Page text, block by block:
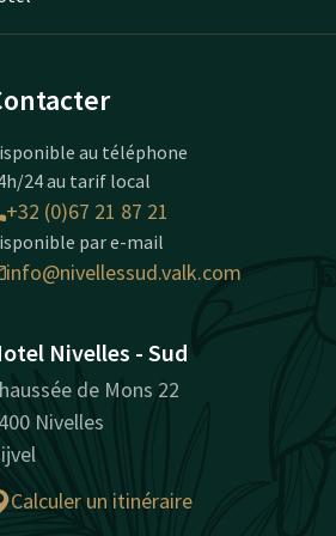
au téléphone
24 au tarif local
+32 (0)67 21 87 21
par e-mail
info@nivellessud.valk.com
Nivelles - Sud
de Mons 22
Nivelles
Calculer un itinéraire